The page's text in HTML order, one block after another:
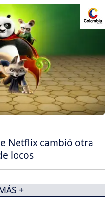
Netflix cambió otra
locos
+